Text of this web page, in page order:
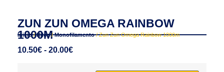
ZUN ZUN OMEGA RAINBOW
1000M
Inicio/Hilos/Monofilamento/ Zun Zun Omega Rainbow 1000m
10.50€ - 20.00€